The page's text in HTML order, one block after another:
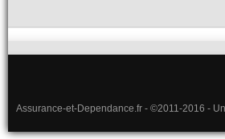
Assurance-et-Dependance.fr - ©2011-2016 -